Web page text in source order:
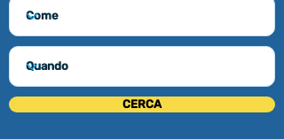
CERCA